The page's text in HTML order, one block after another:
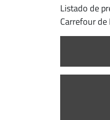
Listado de
Carrefour